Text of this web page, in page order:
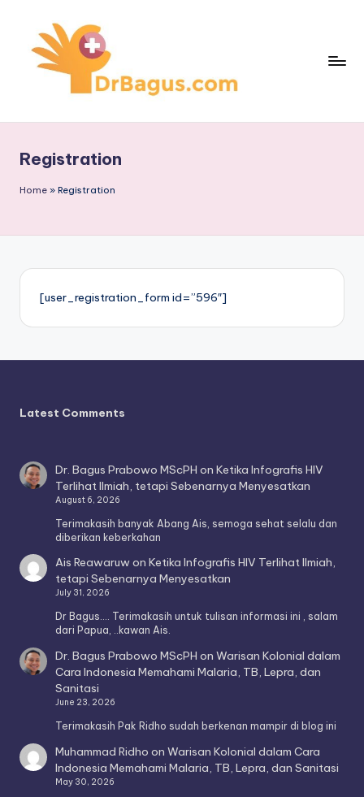
content
Registration
Home » Registration
[user_registration_form id=”596″]
Latest Comments
Dr. Bagus Prabowo MScPH onKetika Infografis HIV
Terlihat Ilmiah, tetapi Sebenarnya Menyesatkan
August 6, 2026
Terimakasih banyak Abang Ais, semoga sehat selalu dan
diberikan keberkahan
Ais ReawaruwonKetika Infografis HIV Terlihat Ilmiah,
tetapi Sebenarnya Menyesatkan
July 31, 2026
Dr Bagus.... Terimakasih untuk tulisan informasi ini , salam
dari Papua, ..kawan Ais.
Dr. Bagus Prabowo MScPH onWarisan Kolonial dalam
Cara Indonesia Memahami Malaria, TB, Lepra, dan
Sanitasi
June 23, 2026
Terimakasih Pak Ridho sudah berkenan mampir di blog ini
Muhammad Ridho onWarisan Kolonial dalam Cara
Indonesia Memahami Malaria, TB, Lepra, dan Sanitasi
May 30, 2026